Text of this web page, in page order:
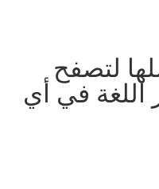
لتصفح
اللغة في أي